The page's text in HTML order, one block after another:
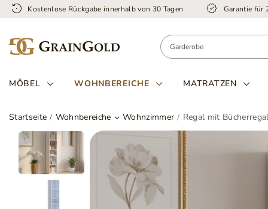
Kostenlose Rückgabe innerhalb von 30 Tagen Garantie für
MÖBEL WOHNBEREICHE MATRATZEN
Startseite Wohnbereiche Wohnzimmer Regal mit